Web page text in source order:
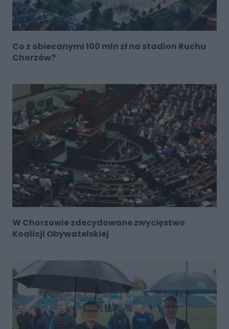
Co z obiecanymi 100 mln zł na stadion Ruchu
Chorzów?
W Chorzowie zdecydowane zwycięstwo
Koalicji Obywatelskiej